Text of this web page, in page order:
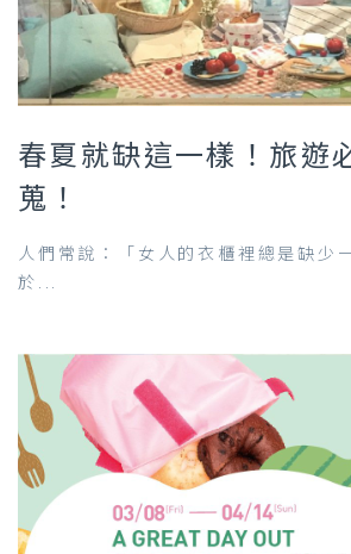
春夏就缺這一樣！旅遊
蒐！
人們常說：「女人的衣櫃裡總是缺少
於...